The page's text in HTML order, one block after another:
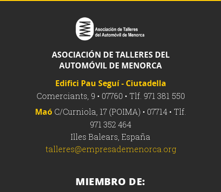
ASOCIACIÓN DE TALLERES DEL
AUTOMÓVIL DE MENORCA
Edifici Pau Seguí - Ciutadella
Comerciants, 9 • 07760 • Tlf. 971 381 550
Maó C/Curniola, 17 (POIMA) • 07714 • Tlf.
971 352 464
Illes Balears, España
talleres@empresademenorca.org
MIEMBRO DE: